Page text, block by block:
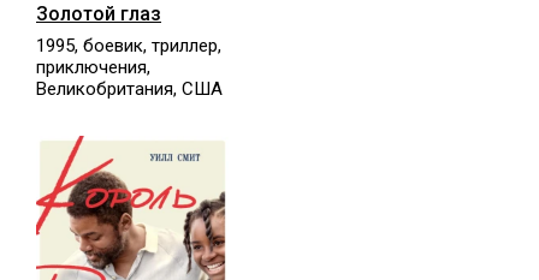
Золотой глаз
1995, боевик, триллер,
приключения,
Великобритания, США